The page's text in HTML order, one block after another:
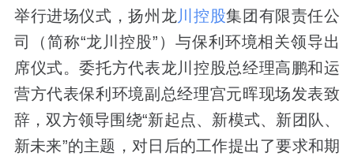
举行进场仪式，扬州龙 川控股集团有限责任公
司（简称“龙川控股”）与保利环境相关领导出
席仪式。委托方代表龙川控股总经理高鹏和运
营方代表保利环境副总经理宫元晖现场发表致
辞，双方领导围绕“新起点、新模式、新团队、
新未来”的主题，对日后的工作提出了要求和期